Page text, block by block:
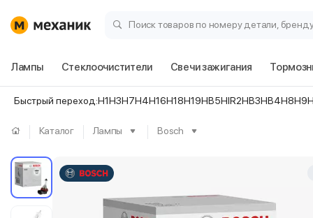
Поиск товаров по номеру детали,
Лампы Стеклоочистители Свечи зажигания
Быстрый переход:H1H3H7H4H16H18H19HB5HIR2HB3HB4H8H9
Каталог Лампы Bosch